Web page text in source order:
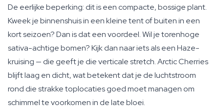
De eerlijke beperking: dit is een compacte, bossige plant.
Kweek je binnenshuis in een kleine tent of buiten in een
kort seizoen? Dan is dat een voordeel. Wil je torenhoge
sativa-achtige bomen? Kijk dan naar iets als een Haze-
kruising — die geeft je die verticale stretch. Arctic Cherries
blijft laag en dicht, wat betekent dat je de luchtstroom
rond die strakke toplocaties goed moet managen om
schimmel te voorkomen in de late bloei.